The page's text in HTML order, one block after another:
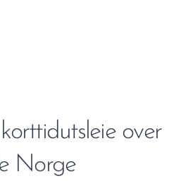
over
Norge